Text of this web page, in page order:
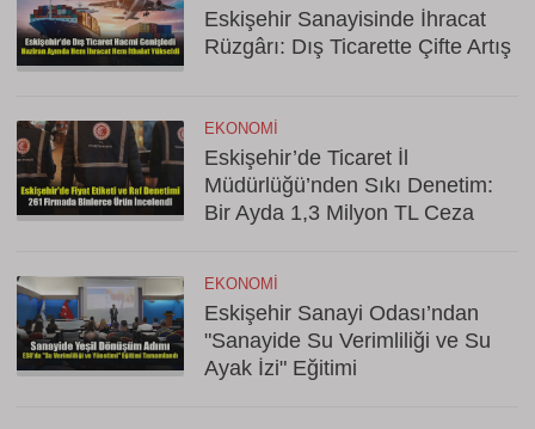
Eskişehir Sanayisinde İhracat
Rüzgârı: Dış Ticarette Çifte Artış
EKONOMI
Eskişehir’de Ticaret İl
Müdürlüğü’nden Sıkı Denetim:
Bir Ayda 1,3 Milyon TL Ceza
EKONOMI
Eskişehir Sanayi Odası’ndan
"Sanayide Su Verimliliği ve Su
Ayak İzi" Eğitimi